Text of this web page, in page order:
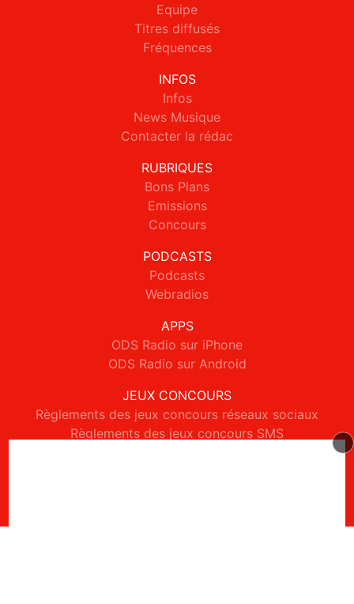
Equipe
Titres diffusés
Fréquences
INFOS
Infos
News Musique
Contacter la rédac
RUBRIQUES
Bons Plans
Emissions
Concours
PODCASTS
Podcasts
Webradios
APPS
ODS Radio sur iPhone
ODS Radio sur Android
JEUX CONCOURS
Règlements des jeux concours réseaux sociaux
Règlements des jeux concours SMS